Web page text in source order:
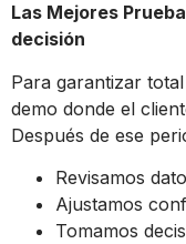
Las Mejores
decisión
Para garantizar
demo donde el
Después de ese
Revisamos
Ajustamos
Tomamos